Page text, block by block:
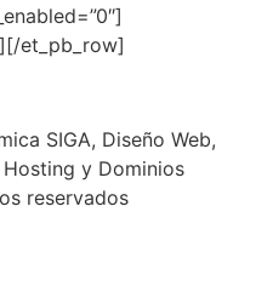
et_pb_row]
SIGA, Diseño Web,
y Dominios
reservados